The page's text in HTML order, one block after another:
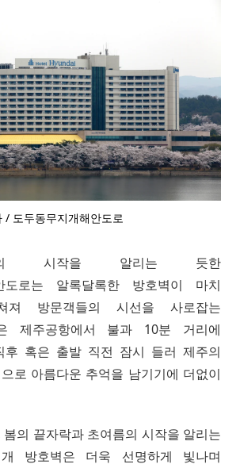
/ 도두동무지개해안도로
시작을 알리는 듯한
도로는 알록달록한 방호벽이 마치
져 방문객들의 시선을 사로잡는
제주공항에서 불과 10분 거리에
후 혹은 출발 직전 잠시 들러 제주의
로 아름다운 추억을 남기기에 더없이
의 끝자락과 초여름의 시작을 알리는
방호벽은 더욱 선명하게 빛나며